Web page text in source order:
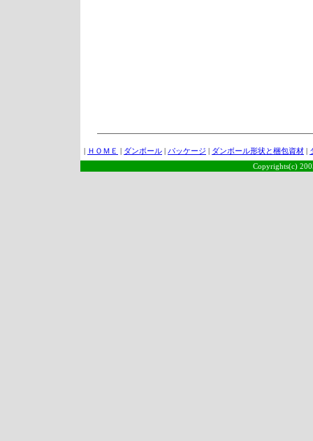
| ＨＯＭＥ | ダンボール | パッケージ | ダンボール形状と梱包資材 |
Copyrights(c)